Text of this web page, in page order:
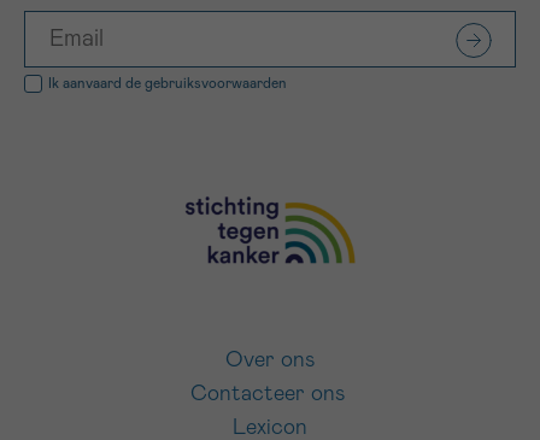
Ik aanvaard de gebruiksvoorwaarden
Over ons
Contacteer ons
Lexicon